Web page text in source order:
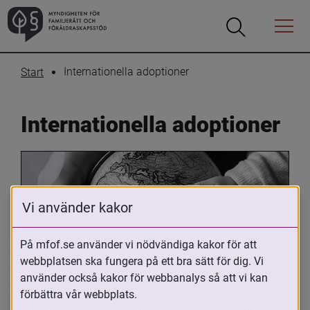
Öppna
Öppna
Menyn
Start Internationella adoptioner
Internationella adoptioner
Oavsett om du är adopterad,
adoptivförälder eller arbetar med
Vi använder kakor
På mfof.se använder vi nödvändiga kakor för att
webbplatsen ska fungera på ett bra sätt för dig. Vi
använder också kakor för webbanalys så att vi kan
förbättra vår webbplats.